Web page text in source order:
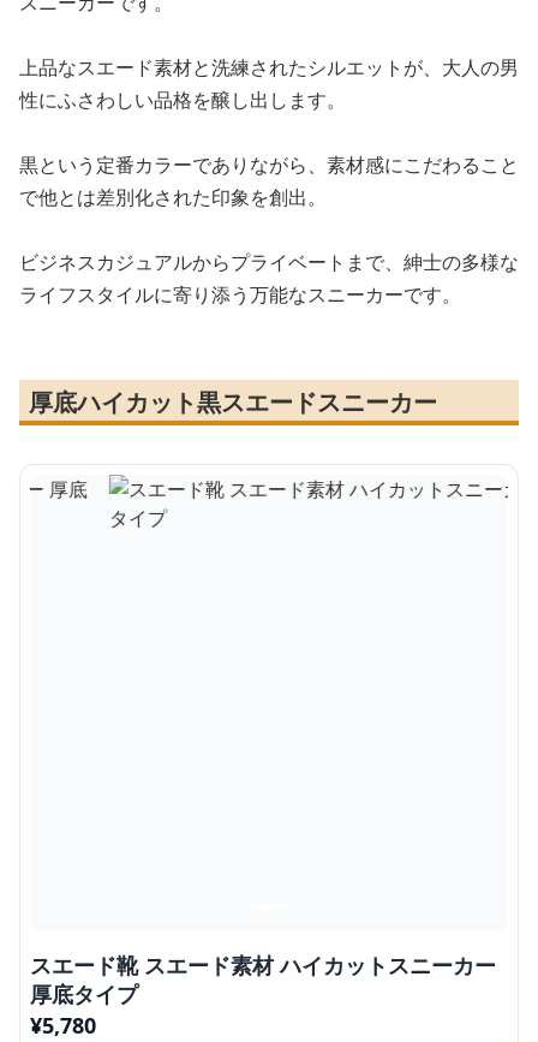
上品なスエード素材と洗練されたシルエットが、大人の男
性にふさわしい品格を醸し出します。
黒という定番カラーでありながら、素材感にこだわること
で他とは差別化された印象を創出。
ビジネスカジュアルからプライベートまで、紳士の多様な
ライフスタイルに寄り添う万能なスニーカーです。
厚底ハイカット黒スエードスニーカー
スエード靴 スエード素材 ハイカットスニーカー
厚底タイプ
¥5,780